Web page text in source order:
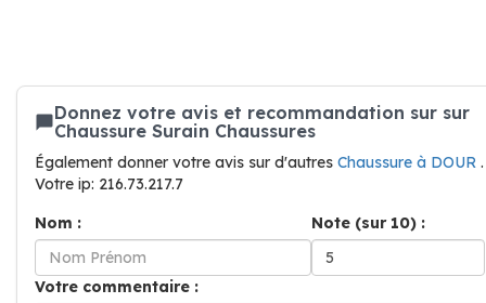
Donnez votre avis et recommandation sur sur
Chaussure Surain Chaussures
Également donner votre avis sur d'autres Chaussure à DOUR .
Votre ip: 216.73.217.7
Nom :
Note (sur 10) :
Votre commentaire :